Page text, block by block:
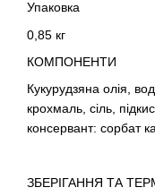
Упаковка
0,85 кг
КОМПОНЕНТИ
Кукурудзяна олія,
крохмаль, сіль,
консервант: сорбат
ЗБЕРІГАННЯ ТА